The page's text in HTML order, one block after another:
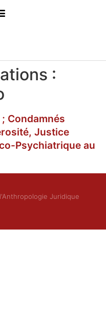
:
Condamnés
Justice
Psychiatrique au
Juridique